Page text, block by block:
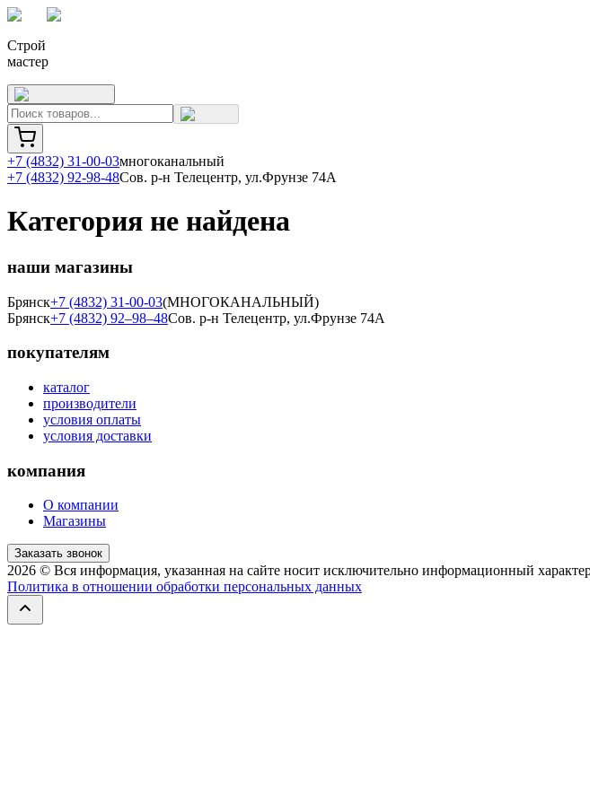
Строй
мастер
+7 (4832) 31-00-03многоканальный
+7 (4832) 92-98-48Сов. р-н Телецентр, ул.Фрунзе 74А
Категория не найдена
наши магазины
Брянск+7 (4832) 31-00-03(МНОГОКАНАЛЬНЫЙ)
Брянск+7 (4832) 92–98–48Сов. р-н Телецентр, ул.Фрунзе 74А
покупателям
каталог
производители
условия оплаты
условия доставки
компания
О компании
Магазины
Заказать звонок
2026 © Вся информация, указанная на сайте носит исключительно информационный
Политика в отношении обработки персональных данных